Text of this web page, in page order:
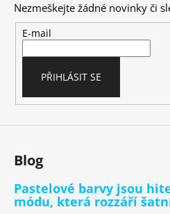
Nezmeškejte žádné novinky či
E-mail
PŘIHLÁSIT SE
Blog
Pastelové barvy jsou
módu, která rozzáří